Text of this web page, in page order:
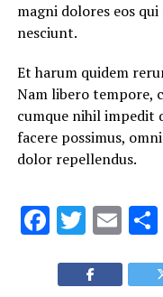
magni dolores eos
nesciunt.
Et harum quidem
Nam libero tempore,
cumque nihil impedit
facere possimus,
dolor repellendus.
Facebook
Twitter